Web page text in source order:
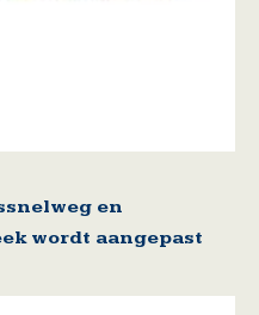
en
wordt aangepast